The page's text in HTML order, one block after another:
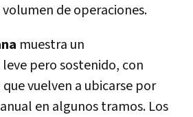
de operaciones.
muestra un
pero sostenido, con
vuelven a ubicarse por
en algunos tramos. Los